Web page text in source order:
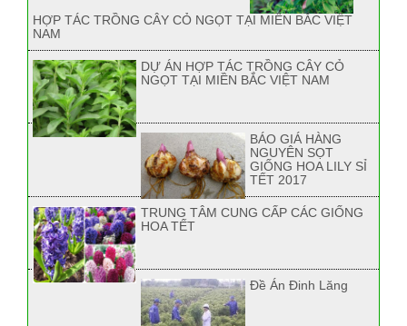
HỢP TÁC TRỒNG CÂY CỎ NGỌT TẠI MIỀN BẮC VIỆT
NAM
DỰ ÁN HỢP TÁC TRỒNG CÂY CỎ
NGỌT TẠI MIỀN BẮC VIỆT NAM
BÁO GIÁ HÀNG
NGUYÊN SỌT
GIỐNG HOA LILY SỈ
TẾT 2017
TRUNG TÂM CUNG CẤP CÁC GIỐNG
HOA TẾT
Đề Án Đinh Lăng